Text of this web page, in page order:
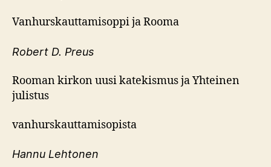
Vanhurskauttamisoppi ja Rooma
Robert D. Preus
Rooman kirkon uusi katekismus ja Yhteinen
julistus
vanhurskauttamisopista
Hannu Lehtonen